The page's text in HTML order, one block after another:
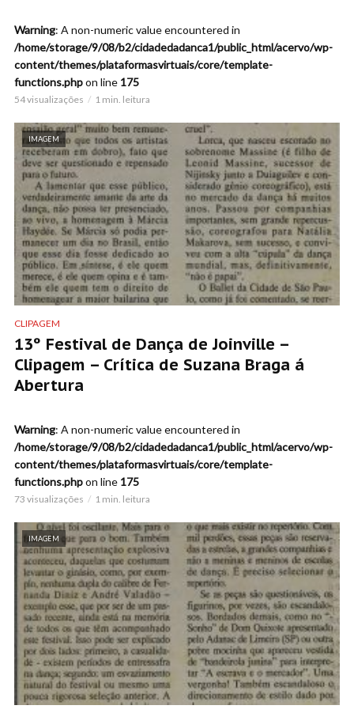
Warning: A non-numeric value encountered in
/home/storage/9/08/b2/cidadedadanca1/public_html/acervo/wp-
content/themes/plataformasvirtuais/core/template-
functions.phpon line 175
54 visualizações 1 min. leitura
IMAGEM
CLIPAGEM
13º Festival de Dança de Joinville –
Clipagem – Crítica de Suzana Braga á
Abertura
Warning: A non-numeric value encountered in
/home/storage/9/08/b2/cidadedadanca1/public_html/acervo/wp-
content/themes/plataformasvirtuais/core/template-
functions.phpon line 175
73 visualizações 1 min. leitura
IMAGEM